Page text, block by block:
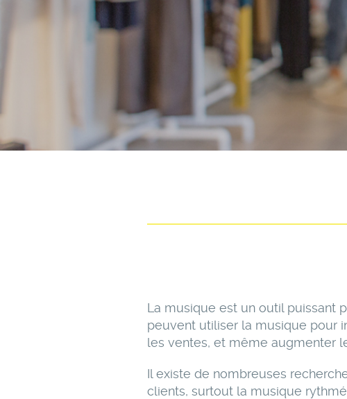
La musique est un outil puissant
peuvent utiliser la musique pour
les ventes, et même augmenter
Il existe de nombreuses
clients, surtout la musique